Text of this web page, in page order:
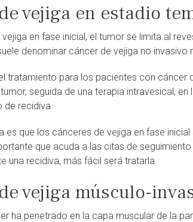
vejiga en estadio
vejiga en fase inicial, el tumor se limita al
denominar cáncer de vejiga no invasivo
tratamiento para los pacientes con cáncer
seguida de una terapia intravesical,
de recidiva.
es que los cánceres de vejiga en fase
que acuda a las citas de
una recidiva, más fácil será tratarla.
vejiga músculo-
ha penetrado en la capa muscular de la